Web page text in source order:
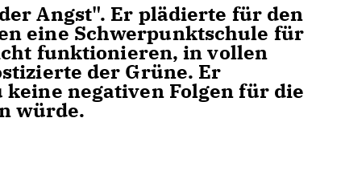
Angst". Er plädierte für den
eine Schwerpunktschule für
funktionieren, in vollen
der Grüne. Er
negativen Folgen für die
würde.